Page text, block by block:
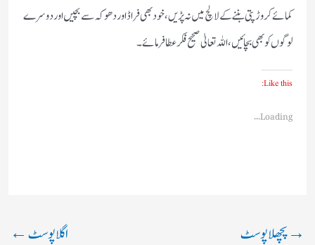
کمائے کروڑپتی بننے کے لالچ میں نہ پڑیں ، خود بھی فراڈ اور دھوکہ سے بچیں اور دوسرے
لوگوں کو بھی بچائیں ، اللہ تعالیٰ صحیح فکر عطا فرمائے۔
Like this:
Loading...
→پچھلا پوسٹ اگلا پوسٹ←